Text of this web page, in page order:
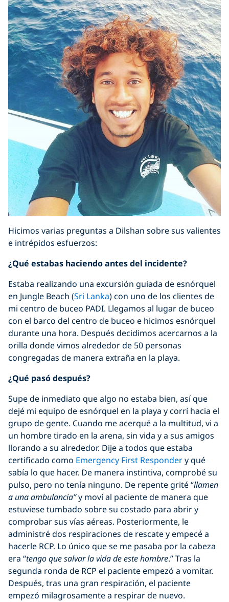
Hicimos varias preguntas a Dilshan sobre sus valientes
e intrépidos esfuerzos:
¿Qué estabas haciendo antes del incidente?
Estaba realizando una excursión guiada de esnórquel
en Jungle Beach (Sri Lanka) con uno de los clientes de
mi centro de buceo PADI. Llegamos al lugar de buceo
con el barco del centro de buceo e hicimos esnórquel
durante una hora. Después decidimos acercarnos a la
orilla donde vimos alrededor de 50 personas
congregadas de manera extraña en la playa.
¿Qué pasó después?
Supe de inmediato que algo no estaba bien, así que
dejé mi equipo de esnórquel en la playa y corrí hacia el
grupo de gente. Cuando me acerqué a la multitud, vi a
un hombre tirado en la arena, sin vida y a sus amigos
llorando a su alrededor. Dije a todos que estaba
certificado como Emergency First Respondery qué
sabía lo que hacer. De manera instintiva, comprobé su
pulso, pero no tenía ninguno. De repente grité “llamen
a una ambulancia”y moví al paciente de manera que
estuviese tumbado sobre su costado para abrir y
comprobar sus vías aéreas. Posteriormente, le
administré dos respiraciones de rescate y empecé a
hacerle RCP. Lo único que se me pasaba por la cabeza
era “tengo que salvar la vida de este hombre.” Tras la
segunda ronda de RCP el paciente empezó a vomitar.
Después, tras una gran respiración, el paciente
empezó milagrosamente a respirar de nuevo.